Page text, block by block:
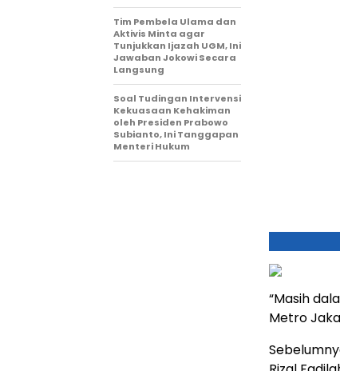
“Masih
Metro
Tim Pembela Ulama dan
Aktivis Minta agar
Tunjukkan Ijazah UGM, Ini
Jawaban Jokowi Secara
Langsung
Soal Tudingan Intervensi
Kekuasaan Kehakiman
oleh Presiden Prabowo
Subianto, Ini Tanggapan
Menteri Hukum